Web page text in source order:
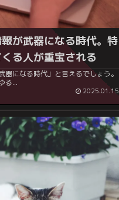
報が武器になる時代。特
る人が重宝される
になる時代」と言えるでしょう。
る...
2025.01.15